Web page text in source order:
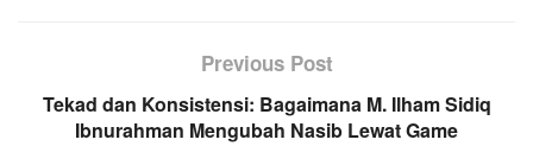
Previous Post
Tekad dan Konsistensi: Bagaimana M. Ilham Sidiq
Ibnurahman Mengubah Nasib Lewat Game